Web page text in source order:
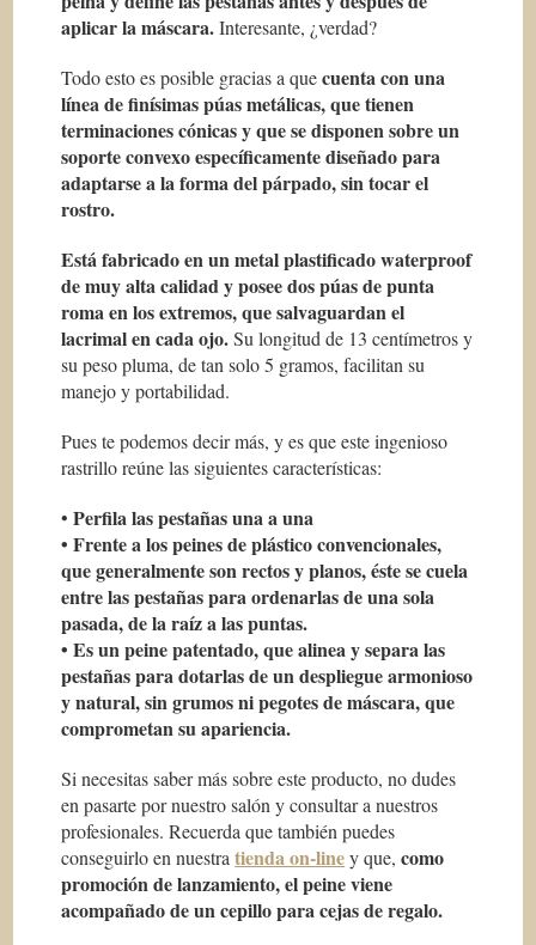
aplicar la máscara.Interesante, ¿verdad?
Todo esto es posible gracias a quecuenta con una
línea de finísimas púas metálicas, que tienen
terminaciones cónicas y que se disponen sobre un
soporte convexo específicamente diseñado para
adaptarse a la forma del párpado, sin tocar el
rostro.
Está fabricado en un metal plastificado waterproof
de muy alta calidad y posee dos púas de punta
roma en los extremos, que salvaguardan el
lacrimal en cada ojo.Su longitud de 13 centímetros y
su peso pluma, de tan solo 5 gramos, facilitan su
manejo y portabilidad.
Pues te podemos decir más, y es que este ingenioso
rastrillo reúne las siguientes características:
•Perfila las pestañas una a una
• Frente a los peines de plástico convencionales,
que generalmente son rectos y planos, éste se cuela
entre las pestañas para ordenarlas de una sola
pasada, de la raíz a las puntas.
• Es un peine patentado, que alinea y separa las
pestañas para dotarlas de un despliegue armonioso
y natural, sin grumos ni pegotes de máscara, que
comprometan su apariencia.
Si necesitas saber más sobre este producto, no dudes
en pasarte por nuestro salón y consultar a nuestros
profesionales. Recuerda que también puedes
conseguirlo en nuestratienda on-liney que,como
promoción de lanzamiento, el peine viene
acompañado de un cepillo para cejas de regalo.